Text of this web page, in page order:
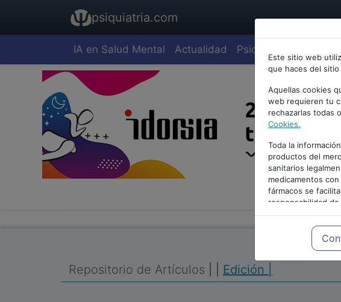
psiquiatria.com
IA en Salud Mental Actualidad Psiquiatría
Este sitio web
que haces del
Aquellas cookies
web requieren tu
rechazarlas todas
Cookies.
Toda la
productos del
sanitarios
medicamentos
fármacos se
responsabilidad
medicamentos y
adecuado a las
Repositorio de Artículos Edición |